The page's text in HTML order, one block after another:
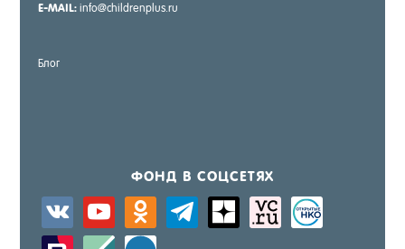
E-MAIL: info@childrenplus.ru
Блог
ФОНД В СОЦ­СЕ­ТЯХ
vkontakteyoutube odnoklassnikitelegramzen-
sitemap activity